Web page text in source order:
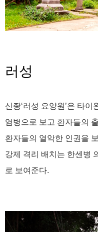
러성
신좡‘러성 요양원’은 타
염병으로 보고 환자들의
환자들의 열악한 인권을
강제 격리 배치는 한센병
로 보여준다.